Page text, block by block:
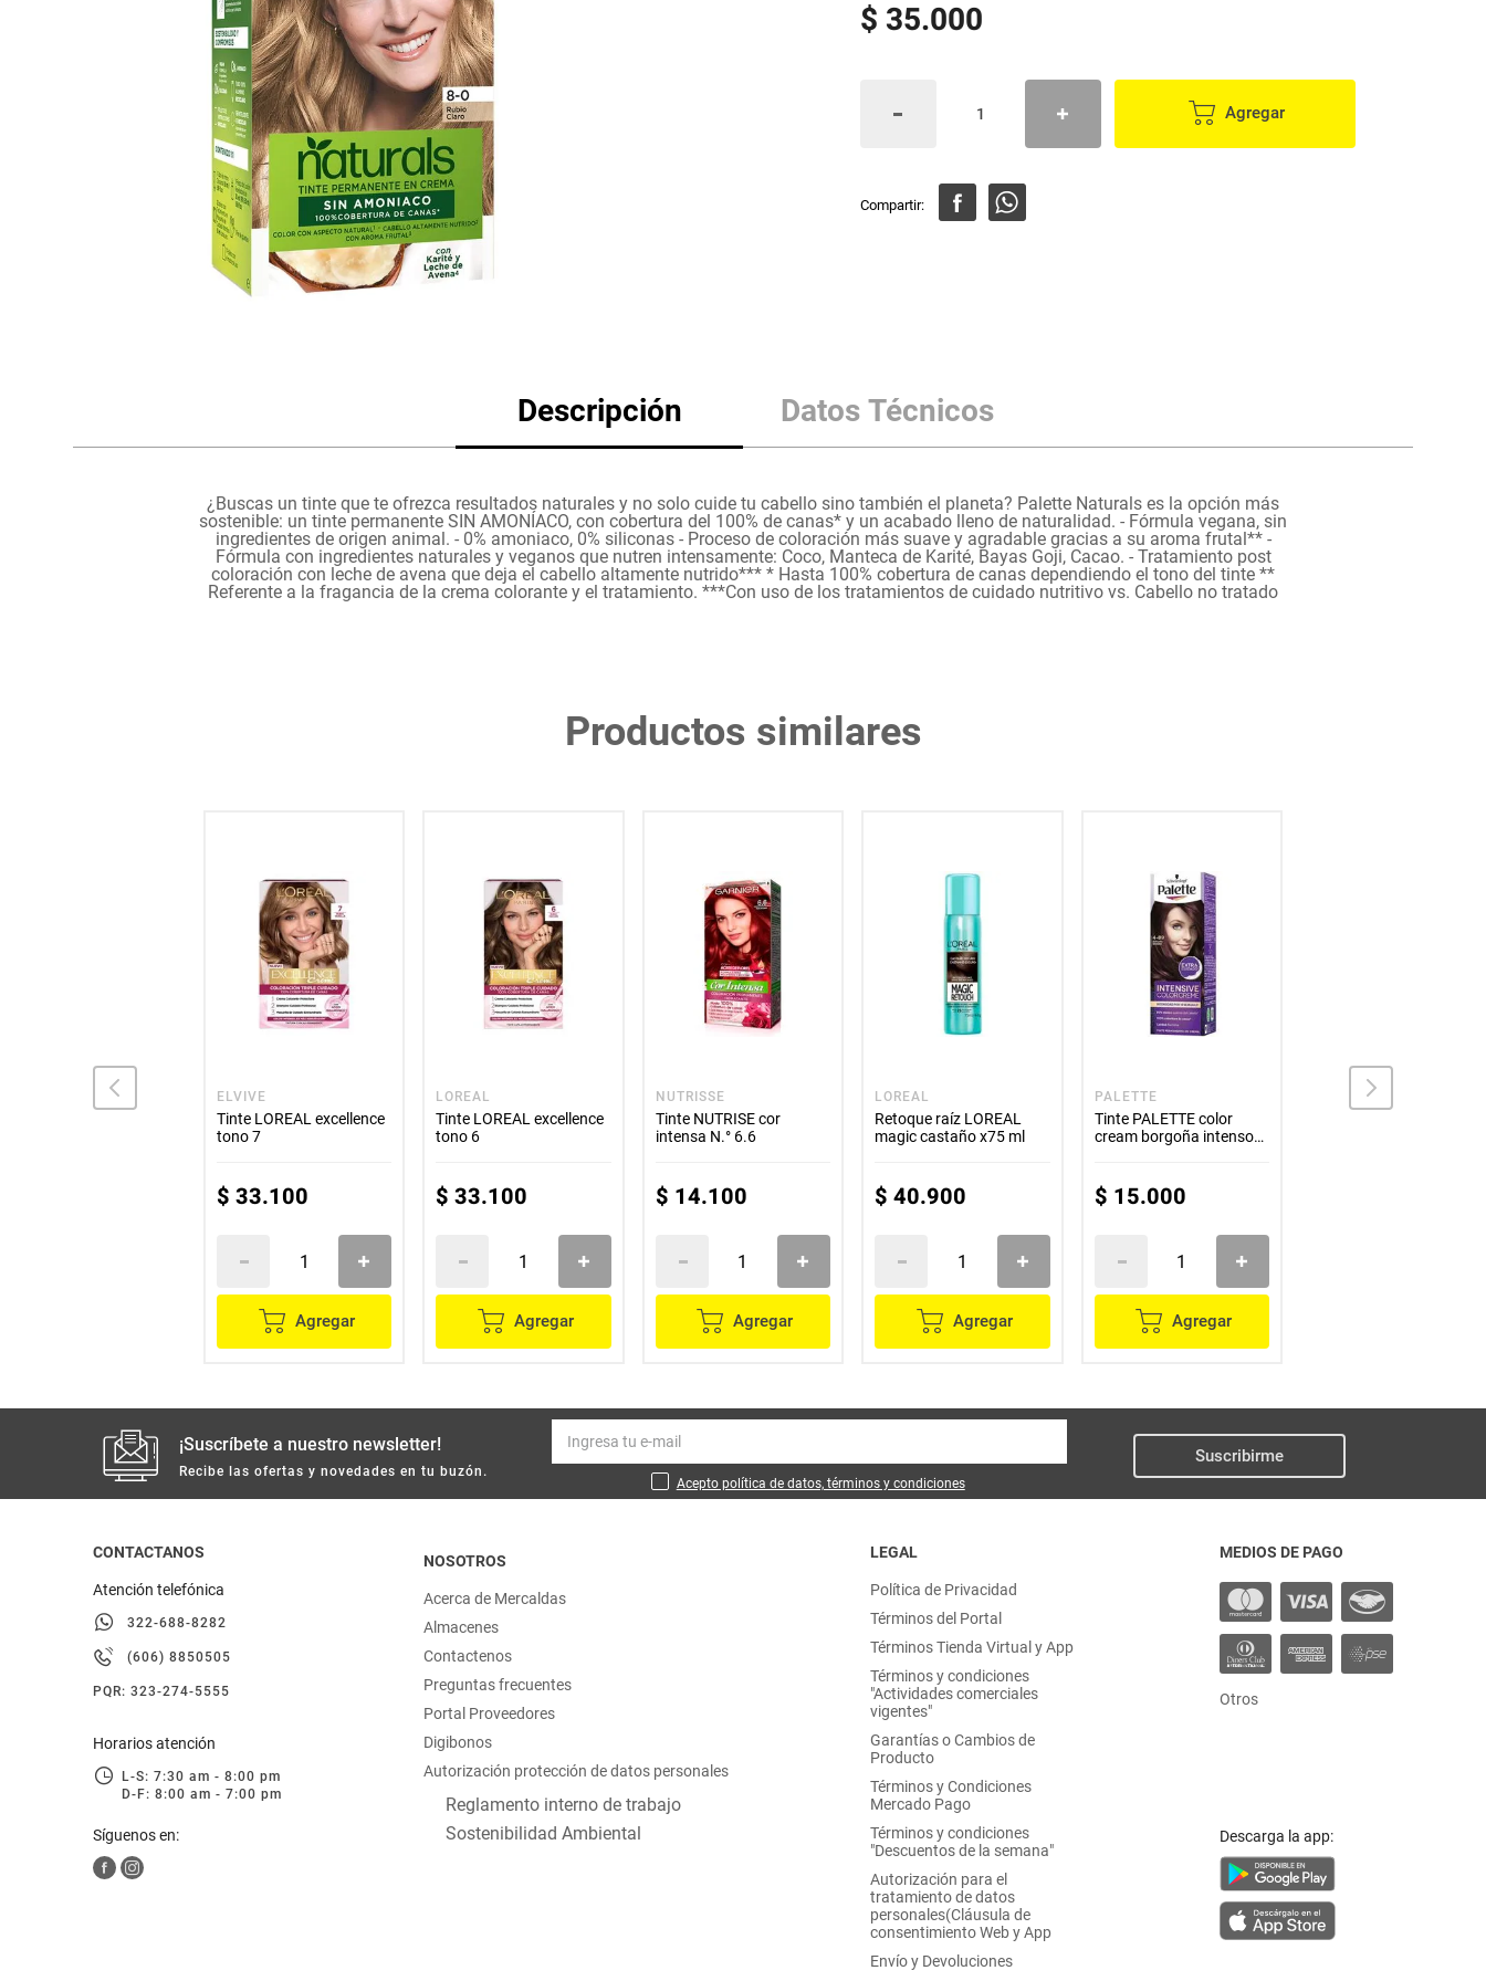
lácteos y refrigerados
cuidado del bebé
otros
$ 35.000
Agregar
Descripción Datos Técnicos
¿Buscas un tinte que te ofrezca resultados naturales y no solo cuide tu cabello sino también el planeta? Palette Naturals es la opción más
sostenible: un tinte permanente SIN AMONÍACO, con cobertura del 100% de canas* y un acabado lleno de naturalidad. - Fórmula vegana, sin
ingredientes de origen animal. - 0% amoniaco, 0% siliconas - Proceso de coloración más suave y agradable gracias a su aroma frutal** -
Fórmula con ingredientes naturales y veganos que nutren intensamente: Coco, Manteca de Karité, Bayas Goji, Cacao. - Tratamiento post
coloración con leche de avena que deja el cabello altamente nutrido*** * Hasta 100% cobertura de canas dependiendo el tono del tinte **
Referente a la fragancia de la crema colorante y el tratamiento. ***Con uso de los tratamientos de cuidado nutritivo vs. Cabello no tratado
Productos similares
ELVIVE
Tinte LOREAL excellence
tono 7
$ 33.100
Agregar
LOREAL
Tinte LOREAL excellence
tono 6
$ 33.100
Agregar
NUTRISSE
Tinte NUTRISE cor
intensa N.° 6.6
$ 14.100
Agregar
LOREAL
Retoque raíz LOREAL
magic castaño x75 ml
$ 40.900
Agregar
PALETTE
Tinte PALETTE color
cream borgoña intenso
$ 15.000
Agregar
PALETTE
¡Suscríbete a nuestro newsletter!
Recibe las ofertas y novedades en tu buzón.
Acepto política de datos, términos y condiciones
Suscribirme
CONTACTANOS
Atención telefónica
322-688-8282
(606) 8850505
PQR: 323-274-5555
Horarios atención
L-S: 7:30 am - 8:00 pm
D-F: 8:00 am - 7:00 pm
Síguenos en:
NOSOTROS
Acerca de Mercaldas
Almacenes
Contactenos
Preguntas frecuentes
Portal Proveedores
Digibonos
Autorización protección de datos personales
Reglamento interno de trabajo
Sostenibilidad Ambiental
LEGAL
Política de Privacidad
Términos del Portal
Términos Tienda Virtual y App
Términos y condiciones
"Actividades comerciales
vigentes"
Garantías o Cambios de
Producto
Términos y Condiciones
Mercado Pago
Términos y condiciones
"Descuentos de la semana"
Autorización para el
tratamiento de datos
personales(Cláusula de
consentimiento Web y App
Envío y Devoluciones
MEDIOS DE PAGO
Otros
Descarga la app:
Arroz